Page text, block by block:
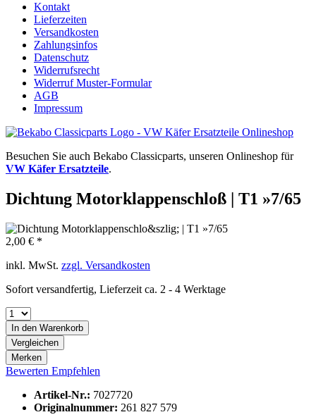
Kontakt
Lieferzeiten
Versandkosten
Zahlungsinfos
Datenschutz
Widerrufsrecht
Widerruf Muster-Formular
AGB
Impressum
Besuchen Sie auch Bekabo Classicparts, unseren Onlineshop für
VW Käfer Ersatzteile.
Dichtung Motorklappenschloß | T1 »7/65
2,00 € *
inkl. MwSt. zzgl. Versandkosten
Sofort versandfertig, Lieferzeit ca. 2 - 4 Werktage
In den Warenkorb
Vergleichen
Merken
Bewerten Empfehlen
Artikel-Nr.: 7027720
Originalnummer: 261 827 579